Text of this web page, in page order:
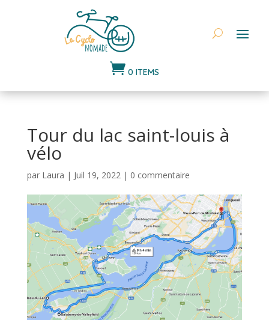
 0 ITEMS
Tour du lac saint-louis à
vélo
par Laura | Juil 19, 2022| 0 commentaire